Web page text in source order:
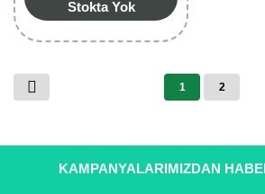
Stokta Yok
1 2
KAMPANYALARIMIZDAN